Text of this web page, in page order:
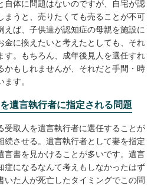
自体に問題はないのですが、自宅が認
まうと、売りたくても売ることが不可
えば、子供達が認知症の母親を施設に
金に換えたいと考えたとしても、それ
す。もちろん、成年後見人を選任すれ
かもしれませんが、それだと手間・時
す。
遺言執行者に指定される問題
取人を遺言執行者に選任することが
続させる。遺言執行者として妻を指定
言書を見かけることが多いです。遺言
症になるなんて考えもしなかったはず
いた人が死亡したタイミングでこの問